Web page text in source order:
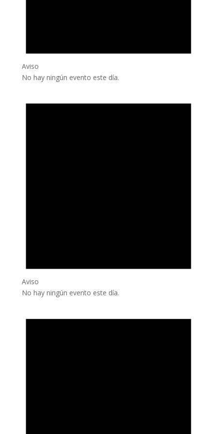
Aviso
No hay ningún evento este día.
Aviso
No hay ningún evento este día.